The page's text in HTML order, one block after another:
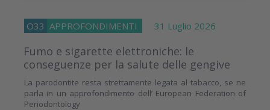
O33 APPROFONDIMENTI 31 Luglio 2026
Fumo e sigarette elettroniche: le
conseguenze per la salute delle gengive
La parodontite resta strettamente legata al tabacco, se ne
parla in un approfondimento dell’ European Federation of
Periodontology